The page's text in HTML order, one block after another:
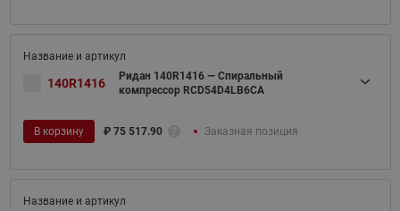
140R1416
Ридан 140R1416 — Спиральный
компрессор RCD54D4LB6CA
В корзину ₽ 75 517.90 Заказная позиция